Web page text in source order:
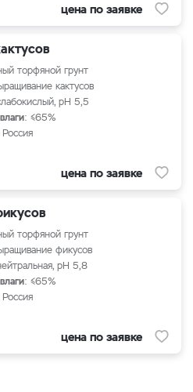
цена по заявке
торфяной грунт
кактусов
рН 5,5
: ≤65%
Россия
цена по заявке
торфяной грунт
фикусов
рН 5,8
: ≤65%
Россия
цена по заявке